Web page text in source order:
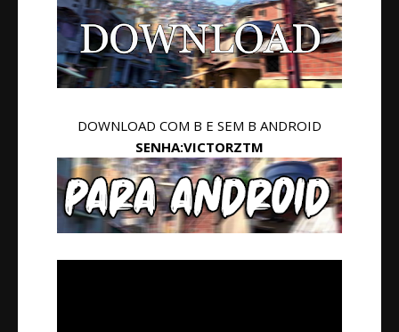
DOWNLOAD COM B E SEM B ANDROID
SENHA:VICTORZTM